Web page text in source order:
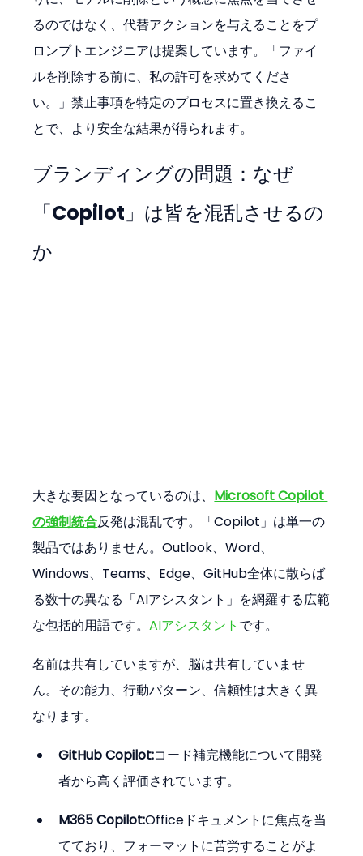
るのではなく、代替アクションを与えることをプ
ロンプトエンジニアは提案しています。「ファイ
ルを削除する前に、私の許可を求めてくださ
い。」禁止事項を特定のプロセスに置き換えるこ
とで、より安全な結果が得られます。
ブランディングの問題：なぜ
「Copilot」は皆を混乱させるの
か
大きな要因となっているのは、 Microsoft Copilot
の強制統合反発は混乱です。「Copilot」は単一の
製品ではありません。Outlook、Word、
Windows、Teams、Edge、GitHub全体に散らば
る数十の異なる「AIアシスタント」を網羅する広範
な包括的用語です。AIアシスタント です。
名前は共有していますが、脳は共有していませ
ん。その能力、行動パターン、信頼性は大きく異
なります。
GitHub Copilot:コード補完機能について開発
者から高く評価されています。
M365 Copilot:Officeドキュメントに焦点を当
てており、フォーマットに苦労することがよ